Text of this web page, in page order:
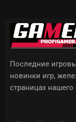
Последние
новинки игр,
страницах нашего